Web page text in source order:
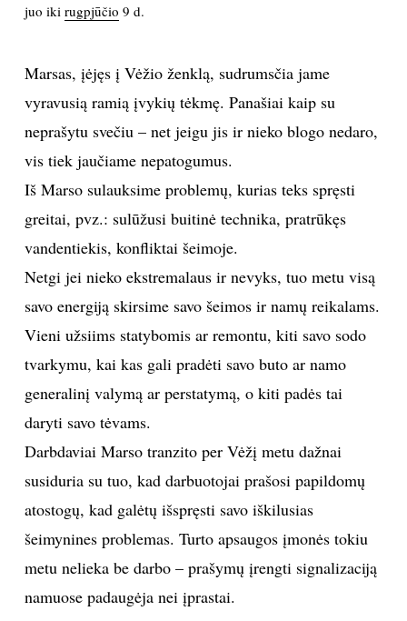
LAISVALAIKIS
KINAS
MUZIKA
TEATRAS
SPORTAS
FOTOGRAFIJA
MENAS
ORAI
ISTORIJA
KNYGOS
juo iki rugpjūčio 9 d.
Marsas, įėjęs į Vėžio ženklą, sudrumsčia jame
vyravusią ramią įvykių tėkmę. Panašiai kaip su
neprašytu svečiu – net jeigu jis ir nieko blogo nedaro,
vis tiek jaučiame nepatogumus.
Iš Marso sulauksime problemų, kurias teks spręsti
greitai, pvz.: sulūžusi buitinė technika, pratrūkęs
vandentiekis, konfliktai šeimoje.
Netgi jei nieko ekstremalaus ir nevyks, tuo metu visą
savo energiją skirsime savo šeimos ir namų reikalams.
Vieni užsiims statybomis ar remontu, kiti savo sodo
tvarkymu, kai kas gali pradėti savo buto ar namo
generalinį valymą ar perstatymą, o kiti padės tai
daryti savo tėvams.
Darbdaviai Marso tranzito per Vėžį metu dažnai
susiduria su tuo, kad darbuotojai prašosi papildomų
atostogų, kad galėtų išspręsti savo iškilusias
šeimynines problemas. Turto apsaugos įmonės tokiu
metu nelieka be darbo – prašymų įrengti signalizaciją
namuose padaugėja nei įprastai.